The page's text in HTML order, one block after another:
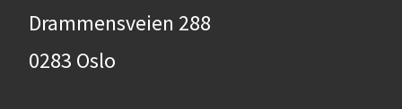
Drammensveien 288
0283 Oslo